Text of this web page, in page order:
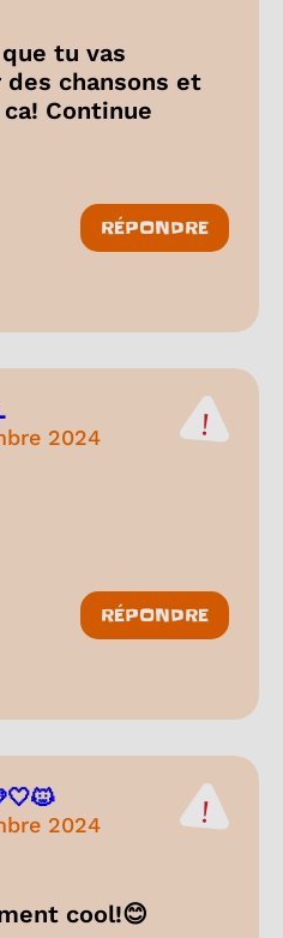
tu vas
chansons et
Continue
les réactions
RÉPONDRE
2024
les réactions
RÉPONDRE
2024
cool!😊